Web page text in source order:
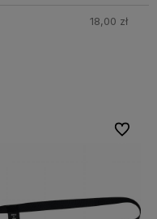
18,00 zł
Do
Do